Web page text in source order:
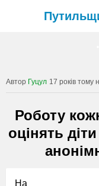
Гуцул 17 років тому
Роботу
оцінять
На